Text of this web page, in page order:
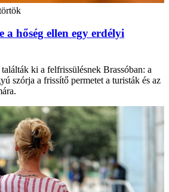
a hőség ellen egy erdélyi
ki a felfrissülésnek Brassóban: a
szórja a frissítő permetet a turisták és az